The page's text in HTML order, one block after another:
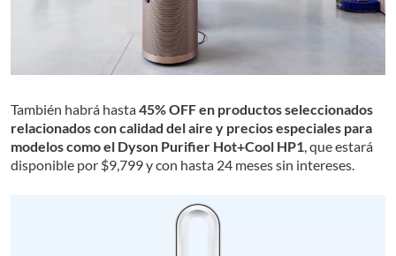
También habrá hasta45% OFF en productos seleccionados
relacionados con calidad del aire y precios especiales para
modelos como el Dyson Purifier Hot+Cool HP1 , que estará
disponible por $9,799 y con hasta 24 meses sin intereses.